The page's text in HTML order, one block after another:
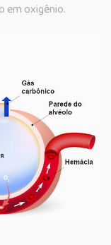
em oxigênio.